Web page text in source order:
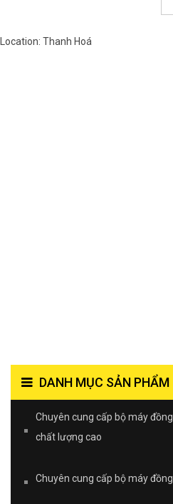
Location: Thanh Hoá
DANH MỤC SẢN PHẨM
Chuyên cung cấp bộ máy
chất lượng cao
Chuyên cung cấp bộ máy